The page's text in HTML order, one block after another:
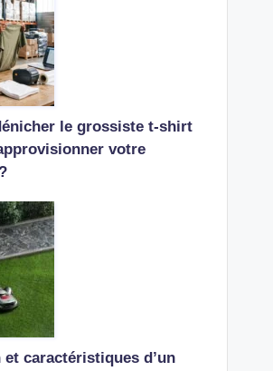
le grossiste t-shirt
votre
caractéristiques d’un